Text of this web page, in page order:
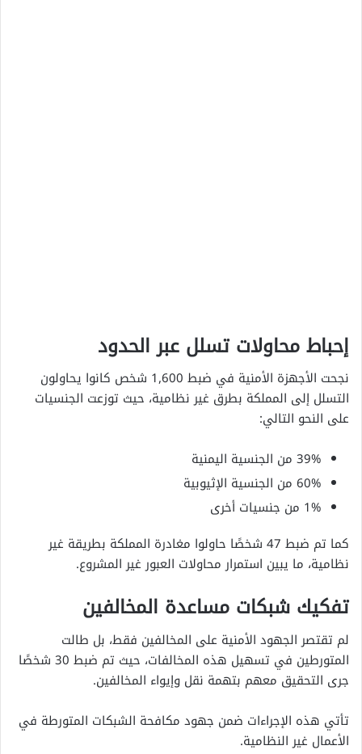
إحباط محاولات تسلل عبر الحدود
نجحت الأجهزة الأمنية في ضبط 1,600 شخص كانوا يحاولون
التسلل إلى المملكة بطرق غير نظامية، حيث توزعت الجنسيات
على النحو التالي:
39% من الجنسية اليمنية
60% من الجنسية الإثيوبية
1% من جنسيات أخرى
كما تم ضبط 47 شخصًا حاولوا مغادرة المملكة بطريقة غير
نظامية، ما يبين استمرار محاولات العبور غير المشروع.
تفكيك شبكات مساعدة المخالفين
لم تقتصر الجهود الأمنية على المخالفين فقط، بل طالت
المتورطين في تسهيل هذه المخالفات، حيث تم ضبط 30 شخصًا
جرى التحقيق معهم بتهمة نقل وإيواء المخالفين.
تأتي هذه الإجراءات ضمن جهود مكافحة الشبكات المتورطة في
الأعمال غير النظامية.